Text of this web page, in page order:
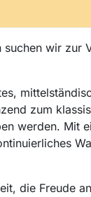
wir zur
zum
werden. Mit
die Freude